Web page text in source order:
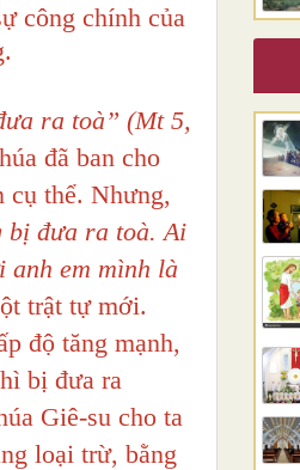
công chính của
ra toà” (Mt 5,
đã ban cho
cụ thể. Nhưng,
bị đưa ra toà. Ai
em mình là
trật tự mới.
độ tăng mạnh,
bị đưa ra
Giê-su cho ta
loại trừ, bằng